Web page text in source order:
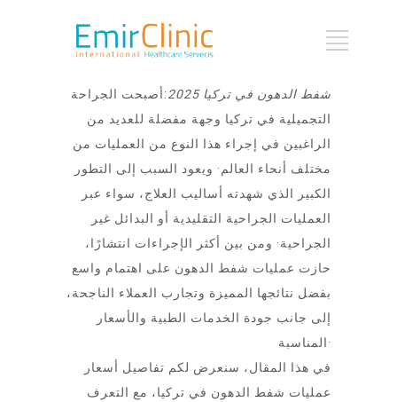
شفط الدهون في تركيا 2025
:أصبحت الجراحة
التجميلية في تركيا وجهة مفضلة للعديد من
الراغبين في إجراء هذا النوع من العمليات من
مختلف أنحاء العالم· ويعود السبب إلى التطور
الكبير الذي شهدته أساليب العلاج، سواء عبر
العمليات الجراحية التقليدية أو البدائل غير
الجراحية· ومن بين أكثر الإجراءات انتشارًا،
حازت عمليات شفط الدهون على اهتمام واسع
بفضل نتائجها المميزة وتجارب العملاء الناجحة،
إلى جانب جودة الخدمات الطبية والأسعار
المناسبة·
في هذا المقال، سنعرض لكم تفاصيل أسعار
عمليات شفط الدهون في تركيا، مع التعرف